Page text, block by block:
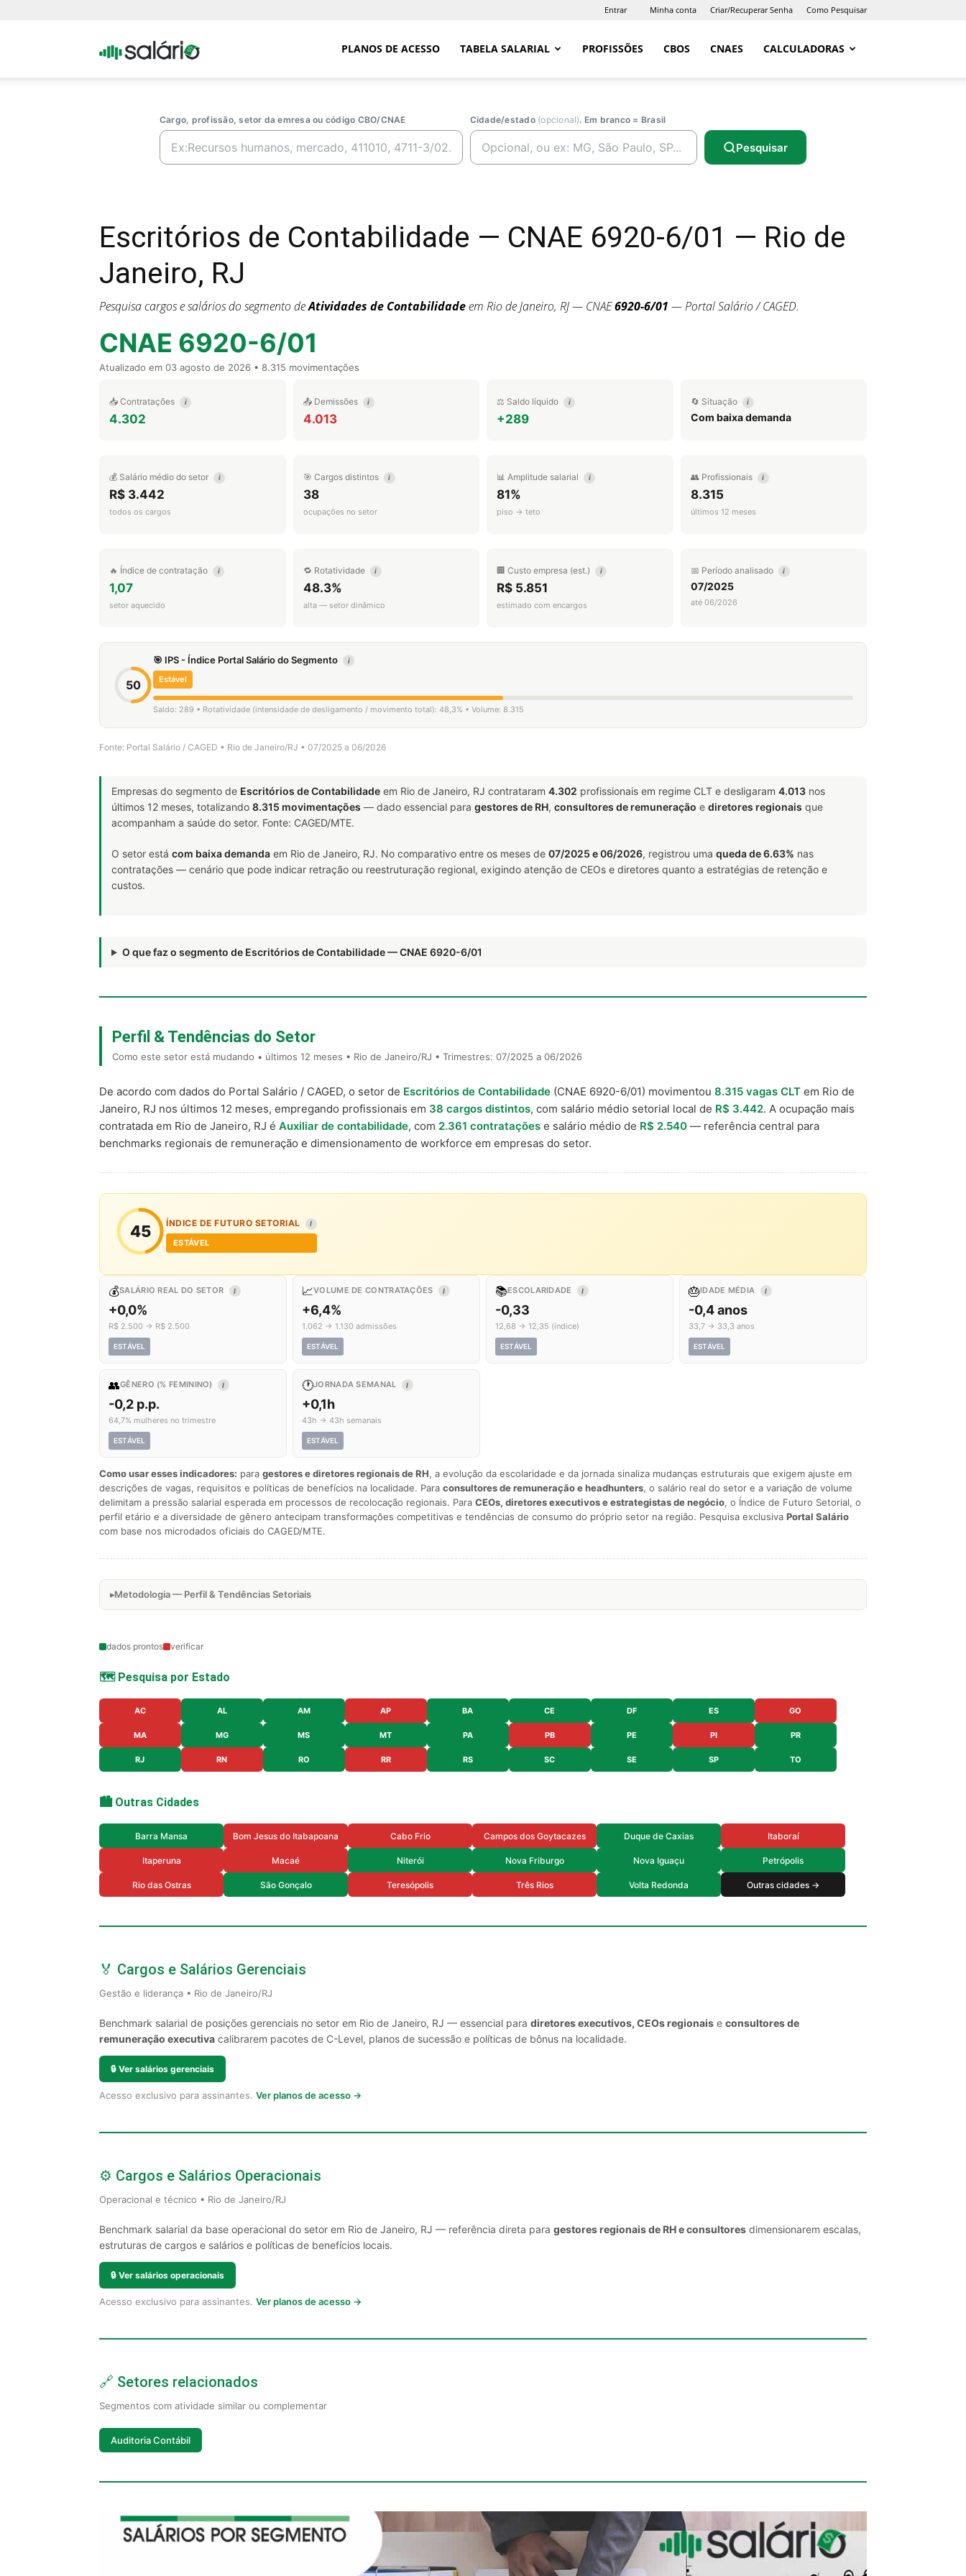
Entrar Minha conta Criar/Recuperar Senha Como Pesquisar
Portal PLANOS DE ACESSO TABELA SALARIAL PROFISSÕES CBOS CNAES CALCULADORAS
Cargo, profissão, setor da emresa ou código CBO/CNAE Cidade/estado (opcional). Em branco = Brasil
Pesquisar
Escritórios de Contabilidade — CNAE 6920-6/01 — Rio de
Janeiro, RJ
Pesquisa cargos e salários do segmento deAtividades de Contabilidadeem Rio de Janeiro, RJ — CNAE6920-6/01 — Portal Salário / CAGED.
CNAE 6920-6/01
Atualizado em 03 agosto de 2026 • 8.315 movimentações
📥 Contratações i
4.302
📤 Demissões i
4.013
⚖️ Saldo líquido i
+289
🔄 Situação i
Com baixa demanda
💰 Salário médio do setor i
R$ 3.442
todos os cargos
🎯 Cargos distintos i
38
ocupações no setor
📊 Amplitude salarial i
81%
piso → teto
👥 Profissionais i
8.315
últimos 12 meses
🔥 Índice de contratação i
1,07
setor aquecido
🔁 Rotatividade i
48.3%
alta — setor dinâmico
🏢 Custo empresa (est.) i
R$ 5.851
estimado com encargos
📅 Período analisado i
07/2025
até 06/2026
50
🎯 IPS - Índice Portal Salário do Segmento i
Estável
Saldo: 289 • Rotatividade (intensidade de desligamento / movimento total): 48,3% • Volume: 8.315
Fonte: Portal Salário / CAGED • Rio de Janeiro/RJ • 07/2025 a 06/2026
Empresas do segmento de Escritórios de Contabilidade em Rio de Janeiro, RJ contrataram 4.302 profissionais em regime CLT e desligaram 4.013 nos
últimos 12 meses, totalizando 8.315 movimentações — dado essencial para gestores de RH, consultores de remuneração e diretores regionais que
acompanham a saúde do setor. Fonte: CAGED/MTE.
O setor está com baixa demanda em Rio de Janeiro, RJ. No comparativo entre os meses de 07/2025 e 06/2026, registrou uma queda de 6.63% nas
contratações — cenário que pode indicar retração ou reestruturação regional, exigindo atenção de CEOs e diretores quanto a estratégias de retenção e
custos.
O que faz o segmento de Escritórios de Contabilidade — CNAE 6920-6/01
Perfil & Tendências do Setor
Como este setor está mudando • últimos 12 meses • Rio de Janeiro/RJ • Trimestres: 07/2025 a 06/2026
De acordo com dados do Portal Salário / CAGED, o setor de Escritórios de Contabilidade (CNAE 6920-6/01) movimentou 8.315 vagas CLT em Rio de
Janeiro, RJ nos últimos 12 meses, empregando profissionais em 38 cargos distintos, com salário médio setorial local de R$ 3.442. A ocupação mais
contratada em Rio de Janeiro, RJ é Auxiliar de contabilidade, com 2.361 contratações e salário médio de R$ 2.540 — referência central para
benchmarks regionais de remuneração e dimensionamento de workforce em empresas do setor.
45 ÍNDICE DE FUTURO SETORIAL I
ESTÁVEL
💰SALÁRIO REAL DO SETOR I
+0,0%
R$ 2.500 → R$ 2.500
ESTÁVEL
📈VOLUME DE CONTRATAÇÕES I
+6,4%
1.062 → 1.130 admissões
ESTÁVEL
📚ESCOLARIDADE I
-0,33
12,68 → 12,35 (índice)
ESTÁVEL
🎂IDADE MÉDIA I
-0,4 anos
33,7 → 33,3 anos
ESTÁVEL
👥GÊNERO (% FEMININO) I
-0,2 p.p.
64,7% mulheres no trimestre
ESTÁVEL
🕐JORNADA SEMANAL I
+0,1h
43h → 43h semanais
ESTÁVEL
Como usar esses indicadores: para gestores e diretores regionais de RH, a evolução da escolaridade e da jornada sinaliza mudanças estruturais que exigem ajuste em
descrições de vagas, requisitos e políticas de benefícios na localidade. Para consultores de remuneração e headhunters, o salário real do setor e a variação de volume
delimitam a pressão salarial esperada em processos de recolocação regionais. Para CEOs, diretores executivos e estrategistas de negócio, o Índice de Futuro Setorial, o
perfil etário e a diversidade de gênero antecipam transformações competitivas e tendências de consumo do próprio setor na região. Pesquisa exclusiva Portal Salário
com base nos microdados oficiais do CAGED/MTE.
Metodologia — Perfil & Tendências Setoriais
dados prontos verificar
🗺️ Pesquisa por Estado
AC AL AM AP BA CE DF ES GO
MA MG MS MT PA PB PE PI PR
RJ RN RO RR RS SC SE SP TO
🏙️ Outras Cidades
Barra Mansa Bom Jesus do Itabapoana Cabo Frio Campos dos Goytacazes Duque de Caxias Itaboraí
Itaperuna Macaé Niterói Nova Friburgo Nova Iguaçu Petrópolis
Rio das Ostras São Gonçalo Teresópolis Três Rios Volta Redonda Outras cidades →
🏅 Cargos e Salários Gerenciais
Gestão e liderança • Rio de Janeiro/RJ
Benchmark salarial de posições gerenciais no setor em Rio de Janeiro, RJ — essencial para diretores executivos, CEOs regionais e consultores de
remuneração executiva calibrarem pacotes de C-Level, planos de sucessão e políticas de bônus na localidade.
🔒 Ver salários gerenciais
Acesso exclusivo para assinantes. Ver planos de acesso →
⚙️ Cargos e Salários Operacionais
Operacional e técnico • Rio de Janeiro/RJ
Benchmark salarial da base operacional do setor em Rio de Janeiro, RJ — referência direta para gestores regionais de RH e consultores dimensionarem escalas,
estruturas de cargos e salários e políticas de benefícios locais.
🔒 Ver salários operacionais
Acesso exclusivo para assinantes. Ver planos de acesso →
🔗 Setores relacionados
Segmentos com atividade similar ou complementar
Auditoria Contábil